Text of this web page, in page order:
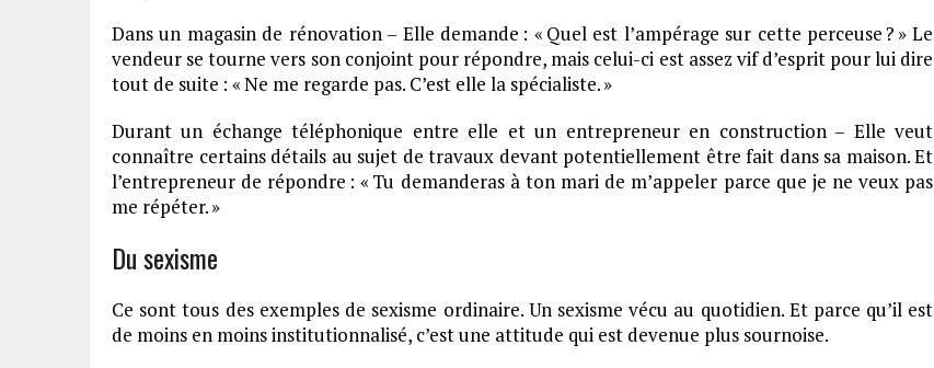
Dans un magasin de rénovation – Elle demande : « Quel est l’ampérage sur cette perceuse ? » Le
vendeur se tourne vers son conjoint pour répondre, mais celui-ci est assez vif d’esprit pour lui dire
tout de suite : « Ne me regarde pas. C’est elle la spécialiste. »
Durant un échange téléphonique entre elle et un entrepreneur en construction – Elle veut
connaître certains détails au sujet de travaux devant potentiellement être fait dans sa maison. Et
l’entrepreneur de répondre : « Tu demanderas à ton mari de m’appeler parce que je ne veux pas
me répéter. »
Du sexisme
Ce sont tous des exemples de sexisme ordinaire. Un sexisme vécu au quotidien. Et parce qu’il est
de moins en moins institutionnalisé, c’est une attitude qui est devenue plus sournoise.